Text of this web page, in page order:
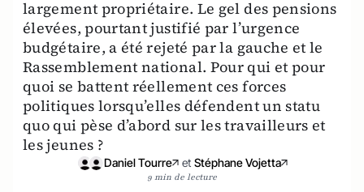
largement propriétaire. Le gel des pensions
élevées, pourtant justifié par l’urgence
budgétaire, a été rejeté par la gauche et le
Rassemblement national. Pour qui et pour
quoi se battent réellement ces forces
politiques lorsqu’elles défendent un statu
quo qui pèse d’abord sur les travailleurs et
les jeunes ?
Daniel Tourre et Stéphane Vojetta
9 min de lecture